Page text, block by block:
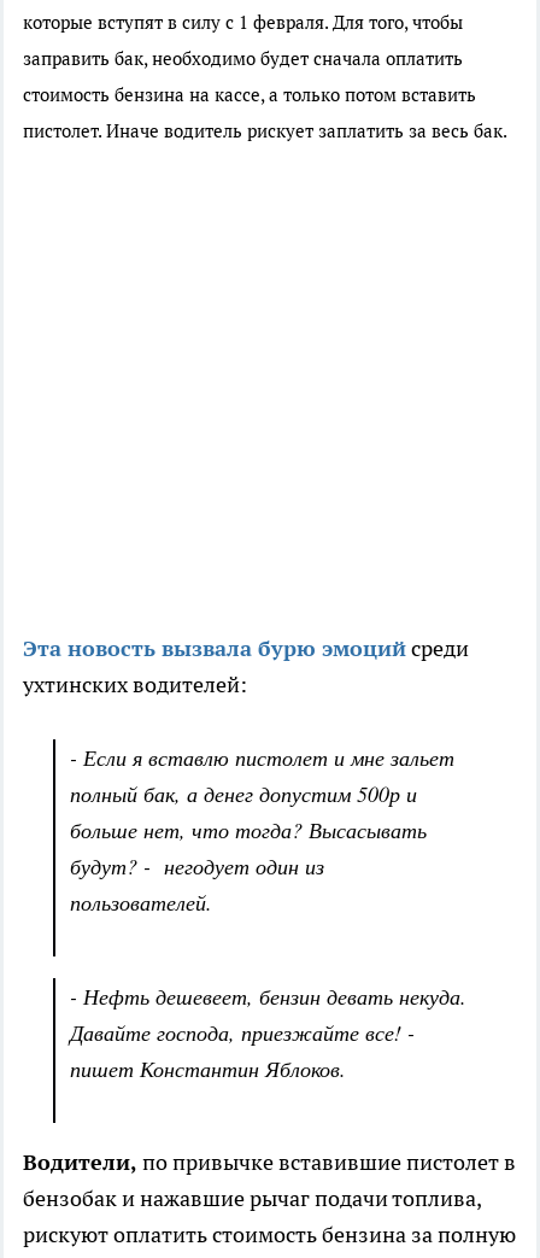
которые вступят в силу с 1 февраля. Для того, чтобы
заправить бак, необходимо будет сначала оплатить
стоимость бензина на кассе, а только потом вставить
пистолет. Иначе водитель рискует заплатить за весь бак.
Эта новость вызвала бурю эмоцийсреди
ухтинских водителей:
- Если я вставлю пистолет и мне зальет
полный бак, а денег допустим 500р и
больше нет, что тогда? Высасывать
будут? - негодует один из
пользователей.
- Нефть дешевеет, бензин девать некуда.
Давайте господа, приезжайте все! -
пишет Константин Яблоков.
Водители, по привычке вставившие пистолет в
бензобак и нажавшие рычаг подачи топлива,
рискуют оплатить стоимость бензина за полную